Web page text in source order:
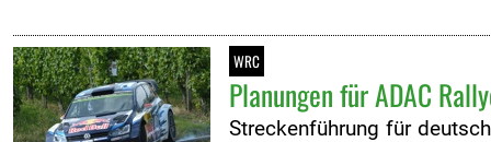
WRC
Planungen für ADAC
Streckenführung für